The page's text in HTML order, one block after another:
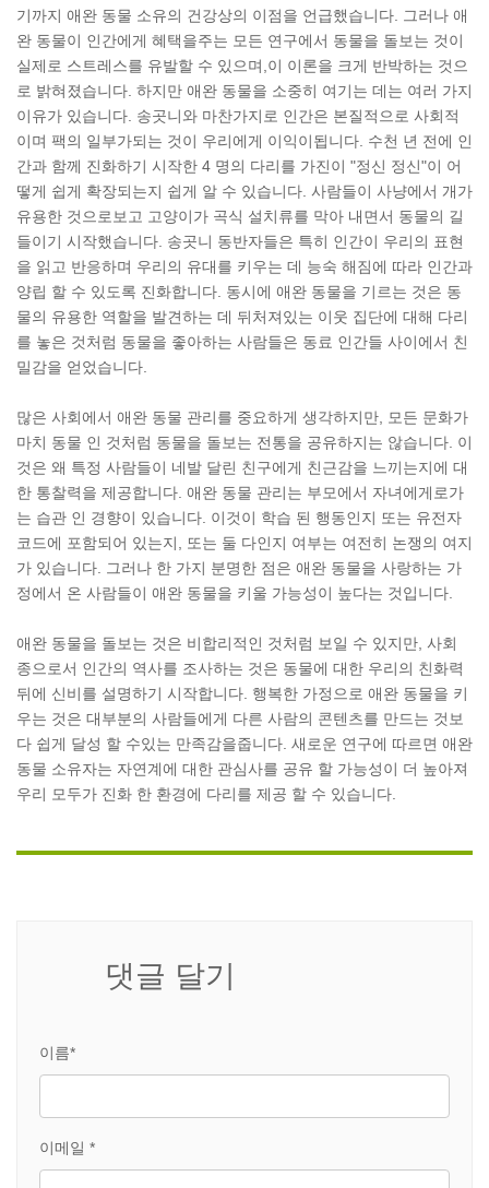
기까지 애완 동물 소유의 건강상의 이점을 언급했습니다. 그러나 애
완 동물이 인간에게 혜택을주는 모든 연구에서 동물을 돌보는 것이
실제로 스트레스를 유발할 수 있으며,이 이론을 크게 반박하는 것으
로 밝혀졌습니다. 하지만 애완 동물을 소중히 여기는 데는 여러 가지
이유가 있습니다. 송곳니와 마찬가지로 인간은 본질적으로 사회적
이며 팩의 일부가되는 것이 우리에게 이익이됩니다. 수천 년 전에 인
간과 함께 진화하기 시작한 4 명의 다리를 가진이 "정신 정신"이 어
떻게 쉽게 확장되는지 쉽게 알 수 있습니다. 사람들이 사냥에서 개가
유용한 것으로보고 고양이가 곡식 설치류를 막아 내면서 동물의 길
들이기 시작했습니다. 송곳니 동반자들은 특히 인간이 우리의 표현
을 읽고 반응하며 우리의 유대를 키우는 데 능숙 해짐에 따라 인간과
양립 할 수 있도록 진화합니다. 동시에 애완 동물을 기르는 것은 동
물의 유용한 역할을 발견하는 데 뒤처져있는 이웃 집단에 대해 다리
를 놓은 것처럼 동물을 좋아하는 사람들은 동료 인간들 사이에서 친
밀감을 얻었습니다.
많은 사회에서 애완 동물 관리를 중요하게 생각하지만, 모든 문화가
마치 동물 인 것처럼 동물을 돌보는 전통을 공유하지는 않습니다. 이
것은 왜 특정 사람들이 네발 달린 친구에게 친근감을 느끼는지에 대
한 통찰력을 제공합니다. 애완 동물 관리는 부모에서 자녀에게로가
는 습관 인 경향이 있습니다. 이것이 학습 된 행동인지 또는 유전자
코드에 포함되어 있는지, 또는 둘 다인지 여부는 여전히 논쟁의 여지
가 있습니다. 그러나 한 가지 분명한 점은 애완 동물을 사랑하는 가
정에서 온 사람들이 애완 동물을 키울 가능성이 높다는 것입니다.
애완 동물을 돌보는 것은 비합리적인 것처럼 보일 수 있지만, 사회
종으로서 인간의 역사를 조사하는 것은 동물에 대한 우리의 친화력
뒤에 신비를 설명하기 시작합니다. 행복한 가정으로 애완 동물을 키
우는 것은 대부분의 사람들에게 다른 사람의 콘텐츠를 만드는 것보
다 쉽게 달성 할 수있는 만족감을줍니다. 새로운 연구에 따르면 애완
동물 소유자는 자연계에 대한 관심사를 공유 할 가능성이 더 높아져
우리 모두가 진화 한 환경에 다리를 제공 할 수 있습니다.
댓글 달기
이름*
이메일 *